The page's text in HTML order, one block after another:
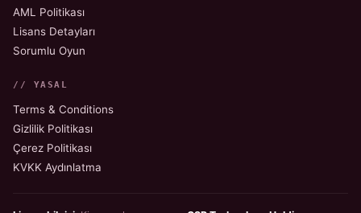
AML Politikası
Lisans Detayları
Sorumlu Oyun
// YASAL
Terms & Conditions
Gizlilik Politikası
Çerez Politikası
KVKK Aydınlatma